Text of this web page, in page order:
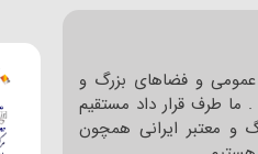
و فضاهای بزرگ و
ما طرف قرار داد مستقیم
و معتبر ایرانی همچون